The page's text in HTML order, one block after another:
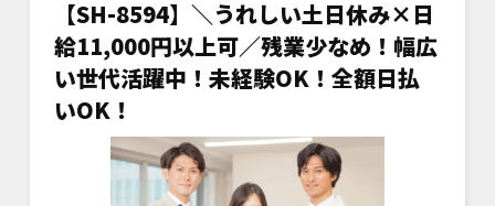
【SH-8594】＼うれしい土日休み×日
給11,000円以上可／残業少なめ！幅広
い世代活躍中！未経験OK！全額日払
いOK！